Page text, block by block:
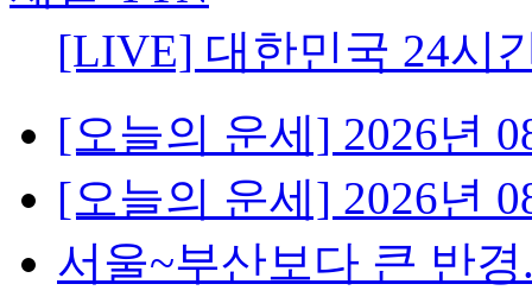
[LIVE] 대한민국 24시
[오늘의 운세] 2026년
[오늘의 운세] 2026년
서울~부산보다 큰 반